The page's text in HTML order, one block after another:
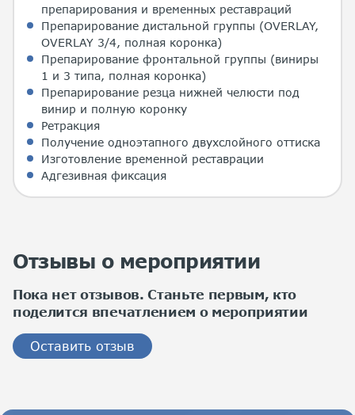
препарирования и временных реставраций
Препарирование дистальной группы (OVERLAY,
OVERLAY 3/4, полная коронка)
Препарирование фронтальной группы (виниры
1 и 3 типа, полная коронка)
Препарирование резца нижней челюсти под
винир и полную коронку
Ретракция
Получение одноэтапного двухслойного оттиска
Изготовление временной реставрации
Адгезивная фиксация
Отзывы о мероприятии
Пока нет отзывов. Станьте первым, кто
поделится впечатлением о мероприятии
Оставить отзыв